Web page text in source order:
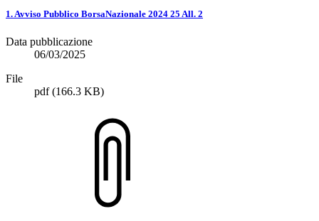
1. Avviso Pubblico BorsaNazionale 2024 25 All. 2
Data pubblicazione
06/03/2025
File
pdf(166.3 KB)